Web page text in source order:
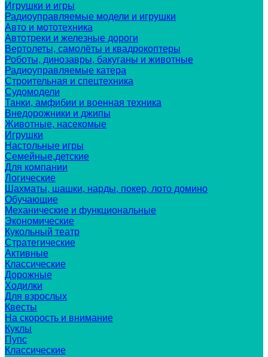
Игрушки и игры
Радиоуправляемые модели и игрушки
Авто и мототехника
Автотреки и железные дороги
Вертолеты, самолёты и квадрокоптеры
Роботы, динозавры, бакуганы и животные
Радиоуправляемые катера
Строительная и спецтехника
Судомодели
Танки, амфибии и военная техника
Внедорожники и джипы
Животные, насекомые
Игрушки
Настольные игры
Семейные,детские
Для компании
Логические
Шахматы, шашки, нарды, покер, лото домино
Обучающие
Механические и функциональные
Экономические
Кукольный театр
Стратегические
Активные
Классические
Дорожные
Ходилки
Для взрослых
Квесты
На скорость и внимание
Куклы
Пупс
Классические